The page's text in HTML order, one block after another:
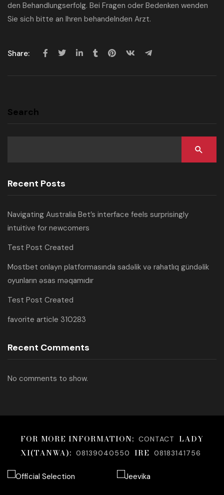
den Behandlungserfolg. Bei Fragen oder Bedenken wenden
Sie sich bitte an Ihren behandelnden Arzt.
Share:
Search
Recent Posts
Navigating Australia Bet’s interface feels surprisingly
intuitive for newcomers
Test Post Created
Mostbet onlayn platformasında sadəlik və rahatlıq gündəlik
oyunların əsas məqamıdır
Test Post Created
favorite article 310283
Recent Comments
No comments to show.
FOR MORE INFORMATION; CONTACT
LADY
XI(TANWA): 08139040550 IRE 08183141756